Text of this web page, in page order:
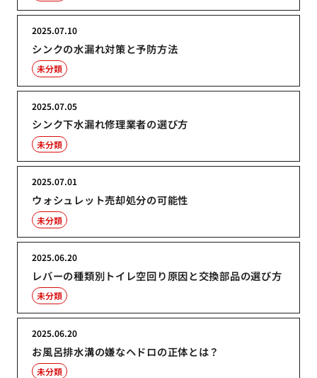
シンクの水漏れ対策と予防方法
2025.07.10
未分類
シンク下水漏れ修理業者の選び方
2025.07.05
未分類
ウォシュレット売却処分の可能性
2025.07.01
未分類
レバーの種類別トイレ空回り原因と交換部品の選び方
2025.06.20
未分類
お風呂排水溝の嫌なヘドロの正体とは？
2025.06.20
未分類